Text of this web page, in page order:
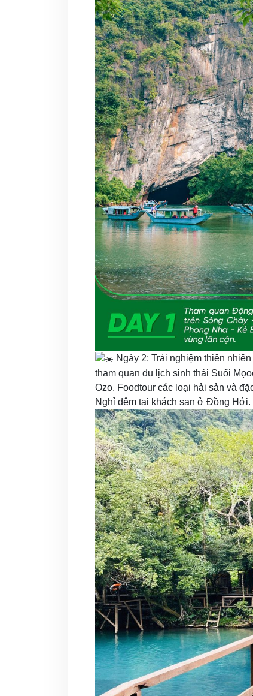
Ngày 2: Trải nghiệm thiên
tham quan du lịch sinh thái Suối
Ozo. Foodtour các loại hải sản và
Nghỉ đêm tại khách sạn ở Đồng Hới.